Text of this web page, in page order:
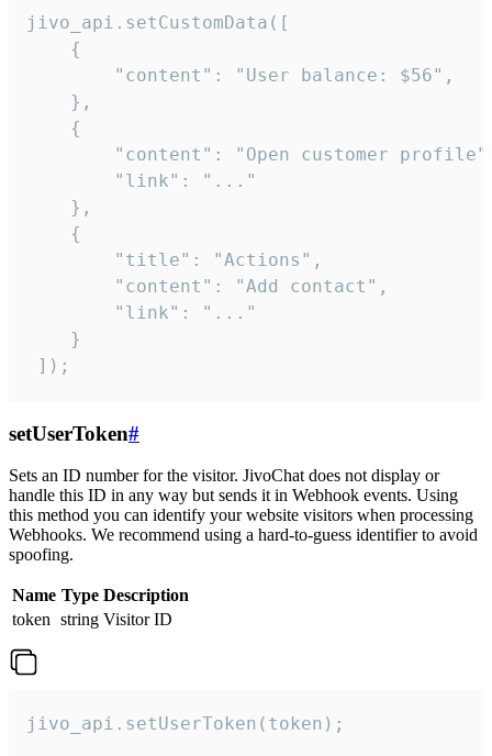
jivo_api.setCustomData([
    {
        "content": "User balance: $56",
    },
    {
"content": "Open customer
        "link": "..."
    },
    {
        "title": "Actions",
        "content": "Add contact",
        "link": "..."
    }
]);
setUserToken#
Sets an ID number for the visitor. JivoChat does not display or
handle this ID in any way but sends it in Webhook events. Using
this method you can identify your website visitors when processing
Webhooks. We recommend using a hard-to-guess identifier to avoid
spoofing.
Name Type Description
token string Visitor ID
jivo_api.setUserToken(token);